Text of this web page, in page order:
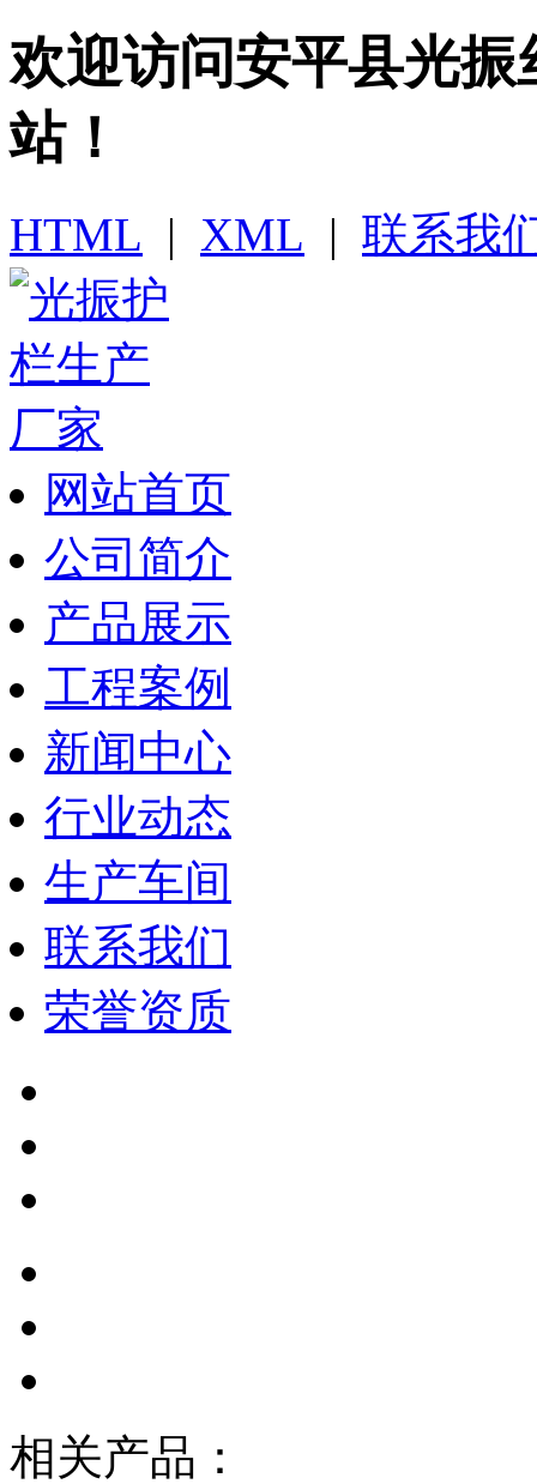
欢迎访问​安平县光
站！
HTML | XML | 联系我
网站首页
公司简介
产品展示
工程案例
新闻中心
行业动态
生产车间
联系我们
荣誉资质
相关产品：